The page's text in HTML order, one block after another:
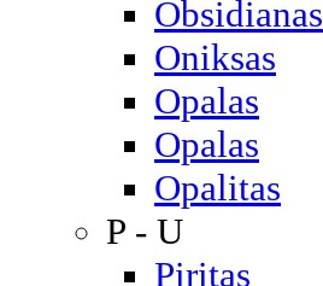
Obsidianas
Oniksas
Opalas
Opalas
Opalitas
P - U
Piritas